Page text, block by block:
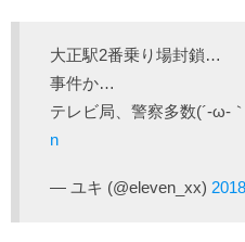
大正駅2番乗り場封鎖…
事件か…
テレビ局、警察多数(´-ω-
n
— ユキ (@eleven_xx)